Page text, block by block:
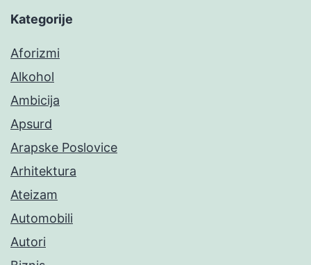
Kategorije
Aforizmi
Alkohol
Ambicija
Apsurd
Arapske Poslovice
Arhitektura
Ateizam
Automobili
Autori